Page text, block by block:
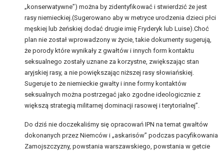
„konserwatywne”) można by zidentyfikować i stwierdzić że jest
rasy niemieckiej.(Sugerowano aby w metryce urodzenia dzieci płci
męskiej lub żeńskiej dodać drugie imię Fryderyk lub Luise).Choć
plan nie został wprowadzony w życie, takie dokumenty sugerują,
że porody które wynikały z gwałtów i innych form kontaktu
seksualnego zostały uznane za korzystne, zwiększając stan
aryjskiej rasy, a nie powiększając niższej rasy słowiańskiej.
Sugeruje to że niemieckie gwałty i inne formy kontaktów
seksualnych można postrzegać jako zgodne ideologicznie z
większą strategią militarnej dominacji rasowej i terytorialnej”.
Do dziś nie doczekaliśmy się opracowań IPN na temat gwałtów
dokonanych przez Niemców i „askarisów” podczas pacyfikowania
Zamojszczyzny, powstania warszawskiego, powstania w getcie